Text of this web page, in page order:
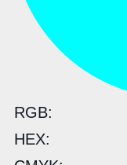
RGB:
HEX: